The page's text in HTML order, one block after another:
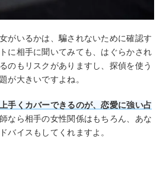
がいるかは、騙されないために確認す
に相手に聞いてみても、はぐらかされ
のもリスクがありますし、探偵を使う
が大きいですよね。
手くカバーできるのが、恋愛に強い占
なら相手の女性関係はもちろん、あな
バイスもしてくれますよ。